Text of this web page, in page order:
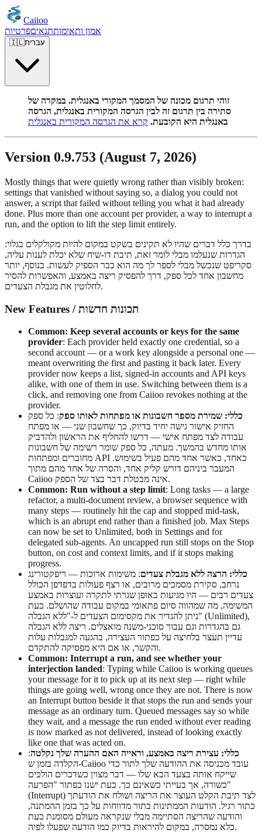
Caiioo
אמון ותאימותתנאיםפרטיות
🇮🇱עברית
זוהי תרגום מכונה של המסמך המקורי באנגלית. במקרה של
סתירה בין תרגום זה לבין הגרסה המקורית באנגלית, הגרסה
באנגלית היא הקובעת. קרא את הגרסה המקורית באנגלית
Version 0.9.753 (August 7, 2026)
Mostly things that were quietly wrong rather than visibly broken:
settings that vanished without saying so, a dialog you could not
answer, a script that failed without telling you what it had already
done. Plus more than one account per provider, a way to interrupt a
run, and the option to lift the step limit entirely.
בדרך כלל דברים שהיו לא תקינים בשקט במקום להיות מקולקלים בגלוי:
הגדרות שנעלמו מבלי לומר זאת, תיבת דו-שיח שלא יכלת לענות עליה,
סקריפט שנכשל מבלי לספר לך מה הוא כבר הספיק לעשות. בנוסף, יותר
מחשבון אחד לכל ספק, דרך להפסיק ריצה באמצע, והאפשרות להסיר
לחלוטין את מגבלת הצעדים.
New Features / תכונות חדשות
Common: Keep several accounts or keys for the same
provider: Each provider held exactly one credential, so a
second account — or a work key alongside a personal one —
meant overwriting the first and pasting it back later. Every
provider now keeps a list, signed-in accounts and API keys
alike, with one of them in use. Switching between them is a
click, and removing one from Caiioo revokes nothing at the
provider.
כללי: שמירת מספר חשבונות או מפתחות לאותו ספק: כל ספק
החזיק אישור גישה יחיד בדיוק, כך שחשבון שני — או מפתח
עבודה לצד מפתח אישי — דרשו להחליף את הראשון ולהדביק
אותו מחדש בהמשך. מעתה, כל ספק שומר רשימה של חשבונות
מחוברים ומפתחות API כאחד, כאשר אחד מהם פעיל בשימוש.
המעבר ביניהם דורש קליק אחד, והסרה של אחד מהם מתוך
Caiioo אינה מבטלת דבר בצד של הספק.
Common: Run without a step limit: Long tasks — a large
refactor, a multi-document review, a browser sequence with
many steps — routinely hit the cap and stopped mid-task,
which is an abrupt end rather than a finished job. Max Steps
can now be set to Unlimited, both in Settings and for
delegated sub-agents. An uncapped run still stops on the Stop
button, on cost and context limits, and if it stops making
progress.
כללי: הרצה ללא מגבלת צעדים: משימות ארוכות — ריפקטורינג
נרחב, סקירת מסמכים מרובים, או רצף פעולות בדפדפן הכולל
צעדים רבים — היו מגיעות באופן שגרתי לתקרה ועוצרות באמצע
המשימה, מה שמהווה סיום פתאומי במקום עבודה שהושלם. כעת
ניתן להגדיר את מקסימום הצעדים ל-"ללא הגבלה" (Unlimited),
גם בהגדרות וגם עבור סוכני-משנה מואצלים. ריצה ללא הגבלה
עדיין תעצר בלחיצה על כפתור העצירה, בהגעה למגבלות עלות
והקשר, או אם היא מפסיקה להתקדם.
Common: Interrupt a run, and see whether your
interjection landed: Typing while Caiioo is working queues
your message for it to pick up at its next step — right while
things are going well, wrong once they are not. There is now
an Interrupt button beside it that stops the run and sends your
message as an ordinary turn. Queued messages say so while
they wait, and a message the run ended without ever reading
is now marked as not delivered, instead of looking exactly
like one that was acted on.
כללי: עצירת ריצה באמצע, וראייה האם ההערה שלך נקלטה:
הקלדה בזמן ש-Caiioo עובד מכניסה את ההודעה שלך לתור כדי
שייקח אותה בצעד הבא שלו — דבר מצוין כשדברים הולכים
כשורה, אך בעייתי כשאינם כך. כעת ישנו כפתור "הפרעה"
(Interrupt) לצד תיבת הקלט העוצר את הריצה ושולח את הודעתך
כתור רגיל. הודעות הממתינות בתור מדווחות על כך בזמן ההמתנה,
והודעה שהריצה הסתיימה מבלי שנקראה מעולם מסומנת כעת
כלא נמסרה, במקום להיראות בדיוק כמו הודעה שפעלו לפיה.